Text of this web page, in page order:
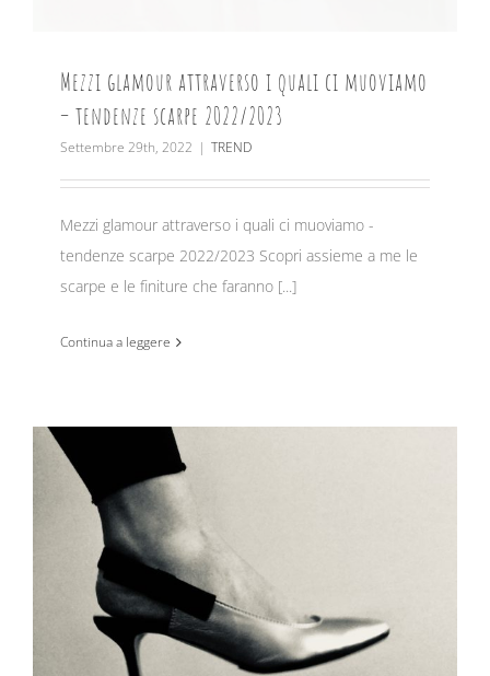
Mezzi glamour attraverso i quali ci muoviamo
– tendenze scarpe 2022/2023
Settembre 29th, 2022 | TREND
Mezzi glamour attraverso i quali ci muoviamo -
tendenze scarpe 2022/2023 Scopri assieme a me le
scarpe e le finiture che faranno [...]
Continua a leggere